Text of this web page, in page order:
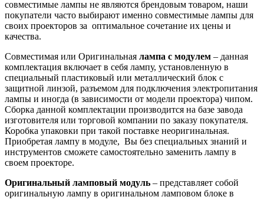
совместимые лампы не являются брендовым товаром, наши
покупатели часто выбирают именно совместимые лампы для
своих проекторов за оптимальное сочетание их цены и
качества.
Совместимая или Оригинальная лампа с модулем – данная
комплектация включает в себя лампу, установленную в
специальный пластиковый или металлический блок с
защитной линзой, разъемом для подключения электропитания
лампы и иногда (в зависимости от модели проектора) чипом.
Сборка данной комплектации производится на базе завода
изготовителя или торговой компании по заказу покупателя.
Коробка упаковки при такой поставке неоригинальная.
Приобретая лампу в модуле, Вы без специальных знаний и
инструментов сможете самостоятельно заменить лампу в
своем проекторе.
Оригинальный ламповый модуль – представляет собой
оригинальную лампу в оригинальном ламповом блоке в